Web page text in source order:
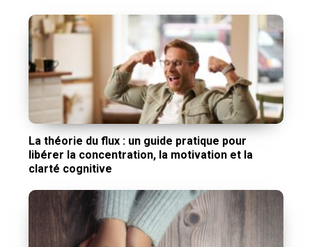
La théorie du flux : un guide pratique pour
libérer la concentration, la motivation et la
clarté cognitive